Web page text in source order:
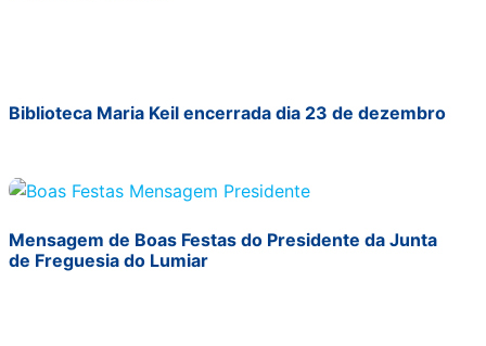
Biblioteca Maria Keil encerrada dia 23 de dezembro
Mensagem de Boas Festas do Presidente da Junta
de Freguesia do Lumiar